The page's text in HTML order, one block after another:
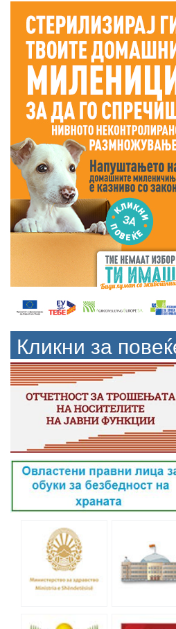
Кликни за